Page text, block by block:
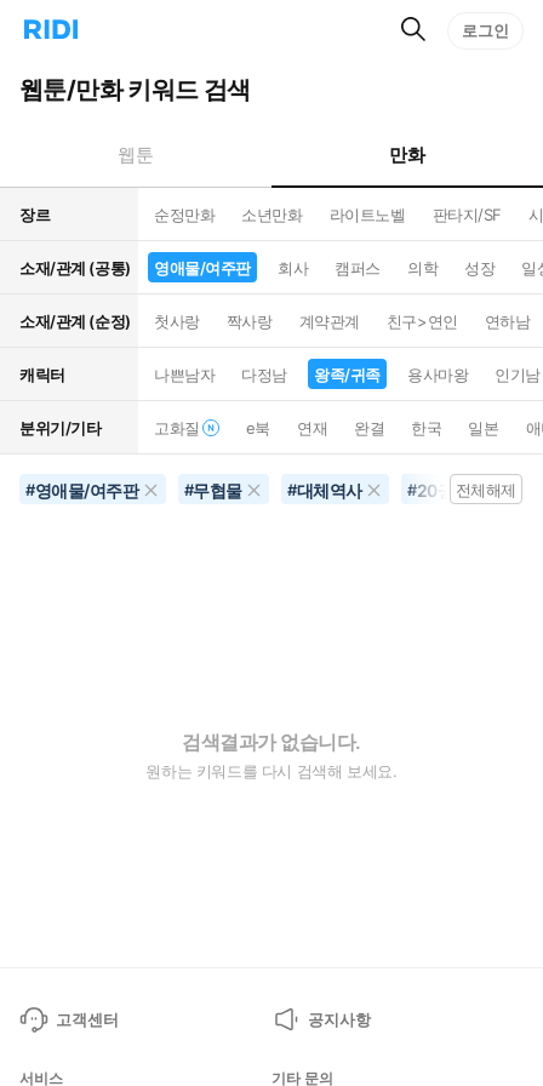
리
홈
으
턴
트
검
로그인
웹툰/만화 키워드 검색
웹툰 만화
장르 순정만화 소년만화 라이트노벨 판타지/SF
소재/관계 (공통) 영애물/여주판 회사 캠퍼스 의학 성장 일
소재/관계 (순정) 첫사랑 짝사랑 계약관계 친구>연인 연하남
캐릭터 나쁜남자 다정남 왕족/귀족 용사마왕 인기남
분위기/기타 고화질 e북 연재 완결 한국 일본
#영애물/여주판 #무협물 #대체역사 #20권이상전체해제
검색결과가 없습니다.
원하는 키워드를 다시 검색해 보세요.
고객센터 공지사항
서비스 기타 문의